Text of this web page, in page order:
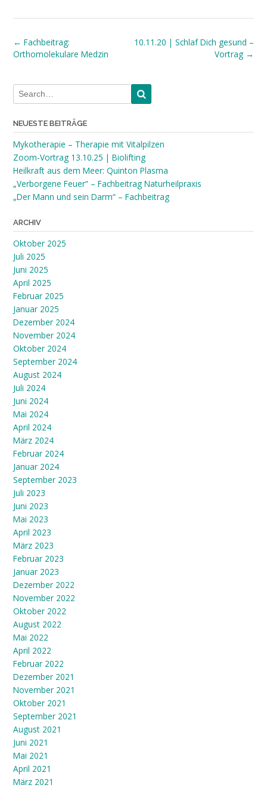
Post
navigation
← Fachbeitrag:
Orthomolekulare Medzin
10.11.20 | Schlaf Dich gesund –
Vortrag →
NEUESTE BEITRÄGE
Mykotherapie – Therapie mit Vitalpilzen
Zoom-Vortrag 13.10.25 | Biolifting
Heilkraft aus dem Meer: Quinton Plasma
„Verborgene Feuer“ – Fachbeitrag Naturheilpraxis
„Der Mann und sein Darm“ – Fachbeitrag
ARCHIV
Oktober 2025
Juli 2025
Juni 2025
April 2025
Februar 2025
Januar 2025
Dezember 2024
November 2024
Oktober 2024
September 2024
August 2024
Juli 2024
Juni 2024
Mai 2024
April 2024
März 2024
Februar 2024
Januar 2024
September 2023
Juli 2023
Juni 2023
Mai 2023
April 2023
März 2023
Februar 2023
Januar 2023
Dezember 2022
November 2022
Oktober 2022
August 2022
Mai 2022
April 2022
Februar 2022
Dezember 2021
November 2021
Oktober 2021
September 2021
August 2021
Juni 2021
Mai 2021
April 2021
März 2021